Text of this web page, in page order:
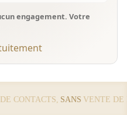
engagement. Votre
CONTACTS, SANSVENTE DE